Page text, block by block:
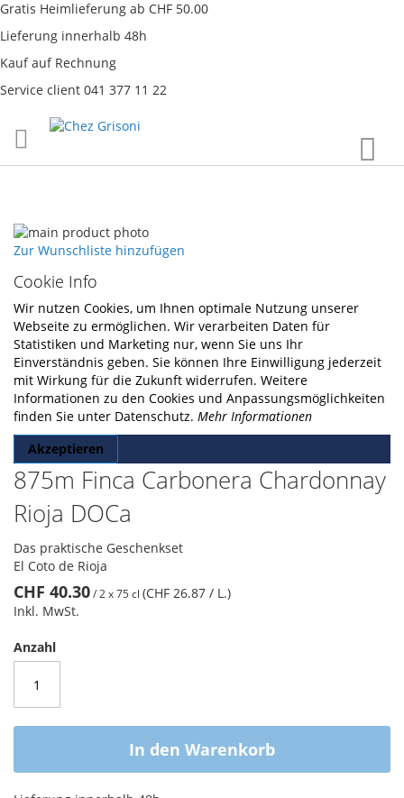
Gratis Heimlieferung ab CHF 50.00
Lieferung innerhalb 48h
Kauf auf Rechnung
Service client 041 377 11 22
Inhalt
Cookie Info
Wir nutzen Cookies, um Ihnen optimale Nutzung unserer
Webseite zu ermöglichen. Wir verarbeiten Daten für
Statistiken und Marketing nur, wenn Sie uns Ihr
Einverständnis geben. Sie können Ihre Einwilligung jederzeit
mit Wirkung für die Zukunft widerrufen. Weitere
Informationen zu den Cookies und Anpassungsmöglichkeiten
finden Sie unter Datenschutz. Mehr Informationen
Akzeptieren
875m Finca Carbonera Chardonnay
Rioja DOCa
Das praktische Geschenkset
El Coto de Rioja
CHF 40.30/2 x 75 cl (CHF 26.87 / L.)
Inkl. MwSt.
Anzahl
In den Warenkorb
Skip
to
end
of
the
images
gallery
Skip
the
beginning
of
the
images
gallery
Zur Wunschliste hinzufügen